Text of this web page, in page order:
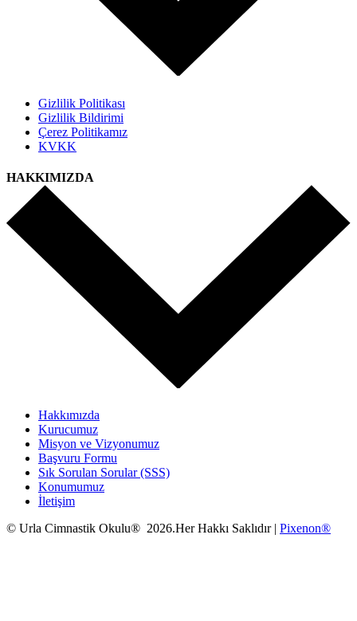
Gizlilik Politikası
Gizlilik Bildirimi
Çerez Politikamız
KVKK
HAKKIMIZDA
Hakkımızda
Kurucumuz
Misyon ve Vizyonumuz
Başvuru Formu
Sık Sorulan Sorular (SSS)
Konumumuz
İletişim
© Urla Cimnastik Okulu® 2026.Her Hakkı Saklıdır | Pixenon®